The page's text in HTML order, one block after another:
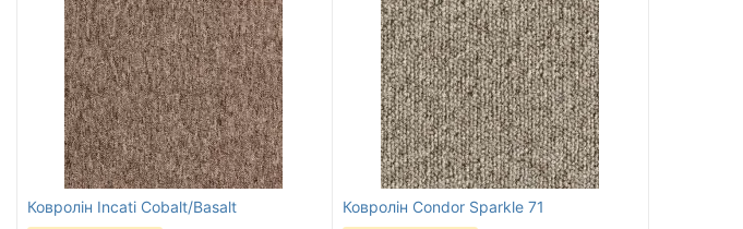
Ковролін Incati Cobalt/Basalt Ковролін Condor Sparkle 71